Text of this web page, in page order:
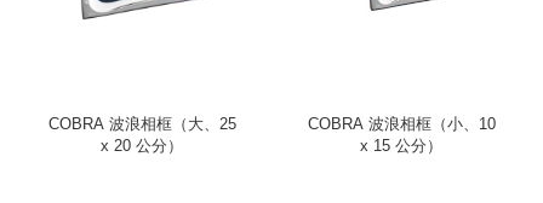
COBRA 波浪相框（大、25
x 20 公分）
COBRA 波浪相框（小、10
x 15 公分）